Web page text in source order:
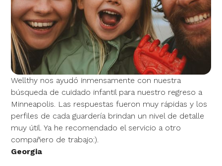
Wellthy nos ayudó inmensamente con nuestra
búsqueda de cuidado infantil para nuestro regreso a
Minneapolis. Las respuestas fueron muy rápidas y los
perfiles de cada guardería brindan un nivel de detalle
muy útil. Ya he recomendado el servicio a otro
compañero de trabajo:).
Georgia